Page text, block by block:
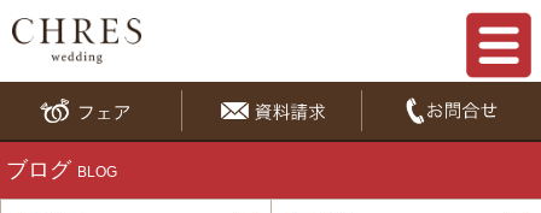
ブログ BLOG